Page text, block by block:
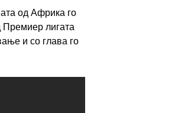
од Африка го
Премиер лигата
и со глава го